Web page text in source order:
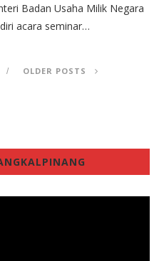
Badan Usaha Milik Negara
acara seminar…
OLDER POSTS